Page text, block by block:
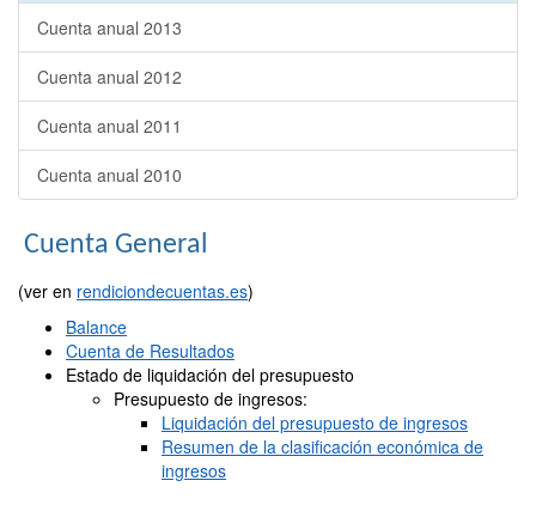
Cuenta anual 2013
Cuenta anual 2012
Cuenta anual 2011
Cuenta anual 2010
Cuenta General
(ver en rendiciondecuentas.es)
Balance
Cuenta de Resultados
Estado de liquidación del presupuesto
Presupuesto de ingresos:
Liquidación del presupuesto de ingresos
Resumen de la clasificación económica de
ingresos